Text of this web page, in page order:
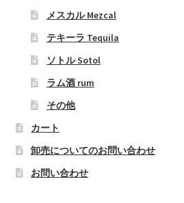
メスカル Mezcal
テキーラ Tequila
ソトル Sotol
ラム酒 rum
その他
カート
卸売についてのお問い合わせ
お問い合わせ